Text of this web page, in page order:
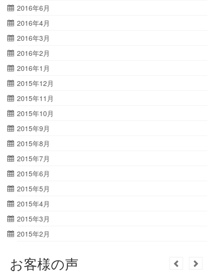
2016年6月
2016年4月
2016年3月
2016年2月
2016年1月
2015年12月
2015年11月
2015年10月
2015年9月
2015年8月
2015年7月
2015年6月
2015年5月
2015年4月
2015年3月
2015年2月
お客様の声